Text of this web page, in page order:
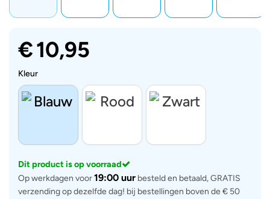
€10,95
Kleur
Dit product is op voorraad
Op werkdagen voor19:00 uur besteld en betaald, GRATIS
verzending op dezelfde dag! bij bestellingen boven de € 50